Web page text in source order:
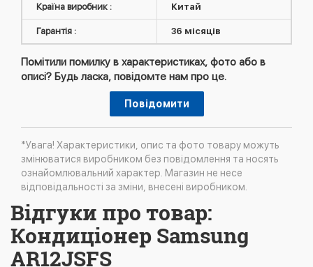
Країна виробник : Китай
Гарантія : 36 місяців
Помітили помилку в характеристиках, фото або в
описі? Будь ласка, повідомте нам про це.
Повідомити
*Увага! Характеристики, опис та фото товару можуть
змінюватися виробником без повідомлення та носять
ознайомлювальний характер. Магазин не несе
відповідальності за зміни, внесені виробником.
Відгуки про товар:
Кондиціонер Samsung
AR12JSFS